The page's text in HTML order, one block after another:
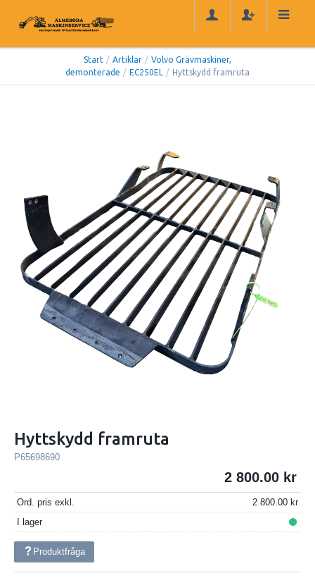
Start / Artiklar / Volvo Grävmaskiner,
demonterade / EC250EL / Hyttskydd framruta
Hyttskydd framruta
P65698690
2 800.00
Ord. pris exkl.
2 800.00
I lager
Produktfråga